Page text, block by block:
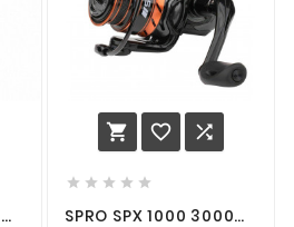
  
    
SPRO SPX 1000 3000